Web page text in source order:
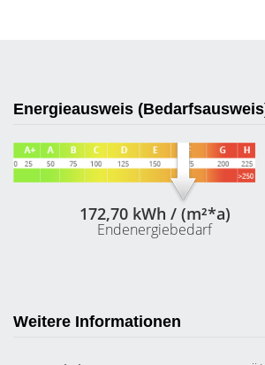
Energieausweis
172,70 kWh / (m²*a)
Endenergiebedarf
Weitere Informationen